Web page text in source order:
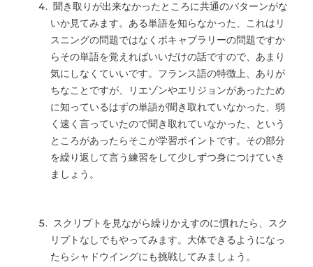
聞き取りが出来なかったところに共通のパターンがな
いか見てみます。ある単語を知らなかった、これはリ
スニングの問題ではなくボキャブラリーの問題ですか
らその単語を覚えればいいだけの話ですので、あまり
気にしなくていいです。フランス語の特徴上、ありが
ちなことですが、リエゾンやエリジョンがあったため
に知っているはずの単語が聞き取れていなかった、弱
く速く言っていたので聞き取れていなかった、という
ところがあったらそこが学習ポイントです。その部分
を繰り返して言う練習をして少しずつ身につけていき
ましょう。
スクリプトを見ながら繰りかえすのに慣れたら、スク
リプトなしでもやってみます。大体できるようになっ
たらシャドウイングにも挑戦してみましょう。